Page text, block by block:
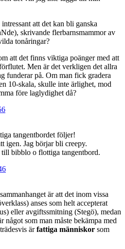
att det kan bli ganska
skrivande flerbarnsmammor av
tonåringar?
att det finns viktiga poänger med att
Men är det verkligen det allra
funderar på. Om man fick gradera
10-skala, skulle inte ärlighet, mod
före laglydighet då?
tangentbordet följer!
igen. Jag börjar bli creepy.
till bibblo o flottiga tangentbord.
är att det inom vissa
anses som helt accepterat
eller avgiftssmitning (Stegö), medan
något som man måste bekämpa med
ärfattiga människor som